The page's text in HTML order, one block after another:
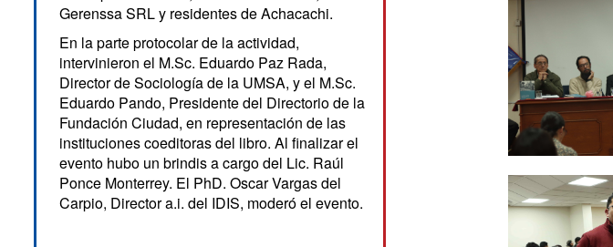
Gerenssa SRL y residentes de Achacachi.
En la parte protocolar de la actividad,
intervinieron el M.Sc. Eduardo Paz Rada,
Director de Sociología de la UMSA, y el M.Sc.
Eduardo Pando, Presidente del Directorio de la
Fundación Ciudad, en representación de las
instituciones coeditoras del libro. Al finalizar el
evento hubo un brindis a cargo del Lic. Raúl
Ponce Monterrey. El PhD. Oscar Vargas del
Carpio, Director a.i. del IDIS, moderó el evento.